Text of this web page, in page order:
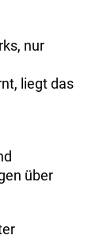
nur
liegt das
über